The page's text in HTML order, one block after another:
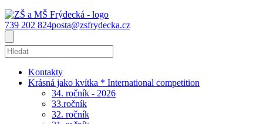
739 202 824posta@zsfrydecka.cz
Kontakty
Krásná jako kvítka * International competition
34. ročník - 2026
33.ročník
32. ročník